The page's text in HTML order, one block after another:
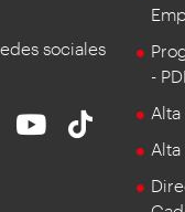
sociales
-